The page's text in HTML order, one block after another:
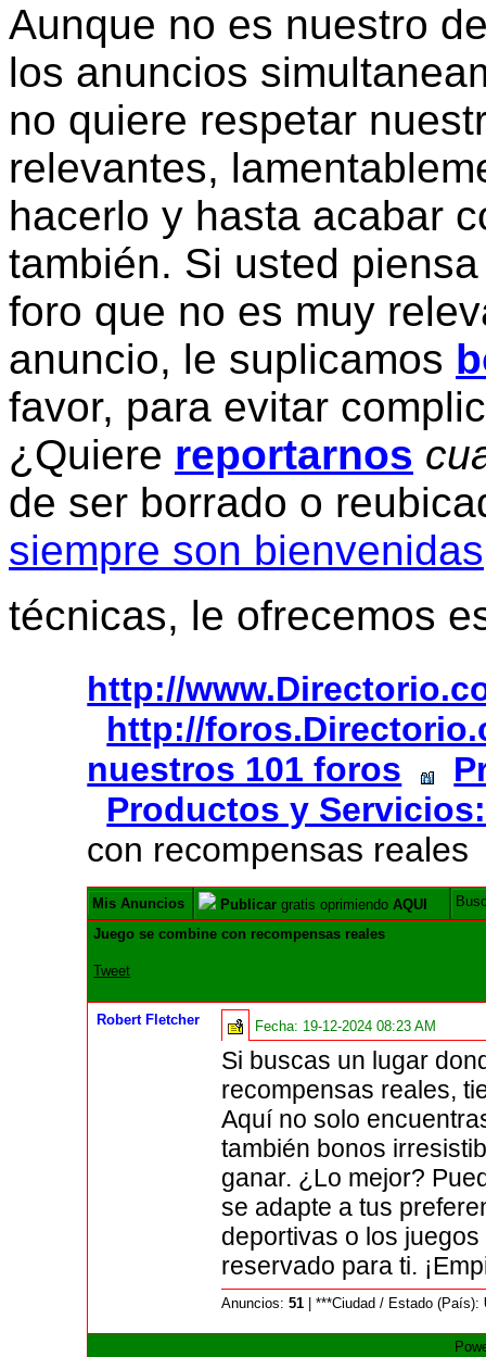
Aunque no es nuestro
los anuncios
no quiere respetar
relevantes,
hacerlo y hasta acabar
también. Si usted
foro que no es muy
anuncio, le suplicamos
favor, para evitar
¿Quiere reportarnos
de ser borrado o
siempre son bienvenidas
técnicas, le ofrecemos
http://
http://
nuestros 101 foros
Productos y
con recompensas reales
Mis Anuncios Publicar gratis oprimiendoAQUI
Juego se combine con recompensas reales
Tweet
Robert Fletcher Fecha: 19-12-2024 08:23 AM
Si buscas un lugar
recompensas reales,
Aquí no solo
también bonos
ganar. ¿Lo mejor?
se adapte a tus
deportivas o los
reservado para ti.
Anuncios:51 | ***Ciudad / Estado (País):